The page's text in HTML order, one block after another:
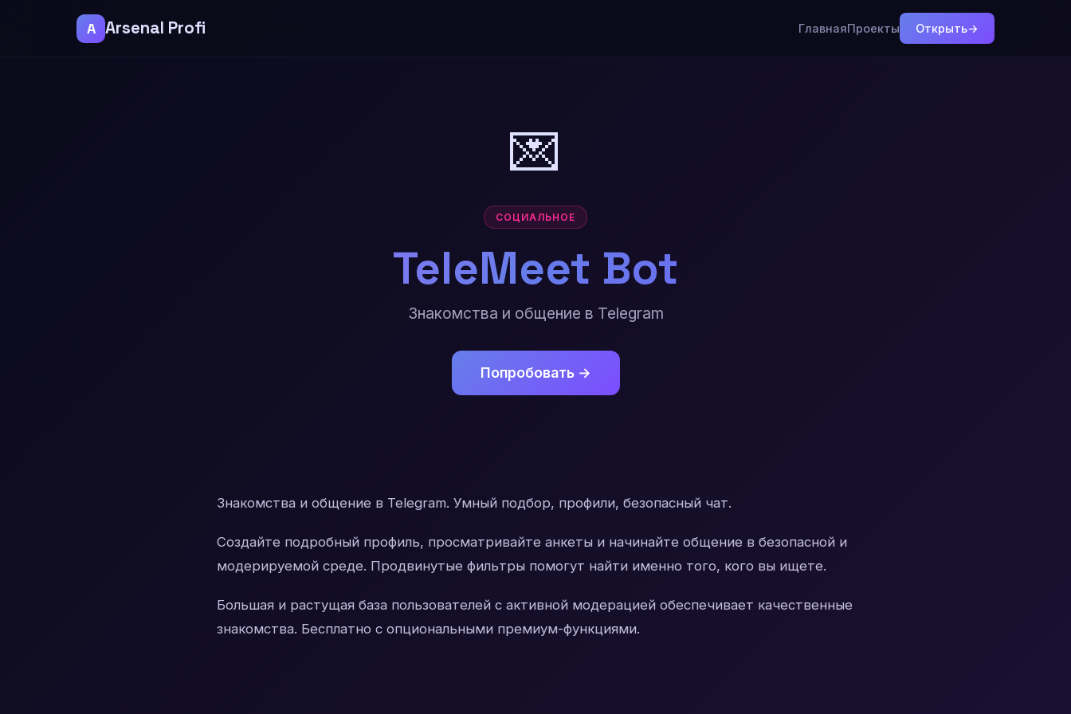
A Arsenal Profi ГлавнаяПроекты Открыть→
💌
СОЦИАЛЬНОЕ
TeleMeet Bot
Знакомства и общение в Telegram
Попробовать →
Знакомства и общение в Telegram. Умный подбор, профили, безопасный чат.
Создайте подробный профиль, просматривайте анкеты и начинайте общение в безопасной и
модерируемой среде. Продвинутые фильтры помогут найти именно того, кого вы ищете.
Большая и растущая база пользователей с активной модерацией обеспечивает качественные
знакомства. Бесплатно с опциональными премиум-функциями.